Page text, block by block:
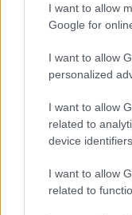
I want to allow
Google for
I want to allow
personalized
I want to allow
related to
device
I want to allow
related to
Ισπανία να
προημιτελικά
γκολ στη
Ρονάλντο, όλα
τελευταία
Κύπελλο,
σε μια